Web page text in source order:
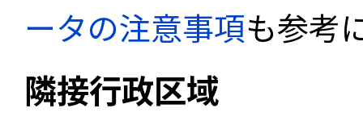
ータの注意事項も参考
隣接行政区域